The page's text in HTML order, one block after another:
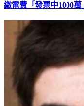
繳電費「發票中1000